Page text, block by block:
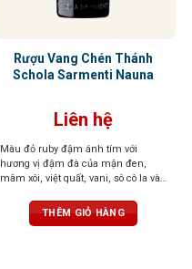
Rượu Vang Chén Thánh
Schola Sarmenti Nauna
Liên hệ
Màu đỏ ruby đậm ánh tím với
hương vị đậm đà của mận đen,
mâm xôi, việt quất, vani, sô cô la và
với vị chát mềm mại và dư vị trái
cây khô kéo dài
THÊM GIỎ HÀNG